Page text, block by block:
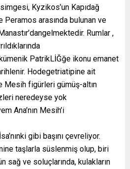
Kyzikos’un Kapıdağ
Peramos arasında bulunan ve
Rumlar ,
PatrikLİĞğe ikonu emanet
Hodegetriatipine ait
Mesih figürleri gümüş-altın
neredeyse yok
Ana’nın Mesih’i
gibi başını çevreliyor.
taşlarla süslenmiş olup, biri
sağ ve soluçlarında, kulakların